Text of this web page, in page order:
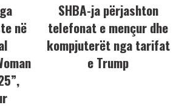
në
SHBA-ja përjashton
telefonat e mençur dhe
kompjuterët nga tarifat
e Trump